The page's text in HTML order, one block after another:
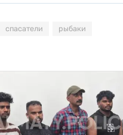
спасатели рыбаки